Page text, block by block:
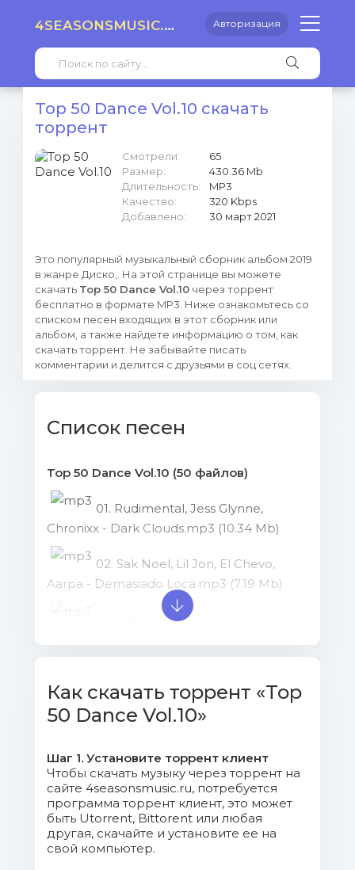
4SEASONSMUSIC.RU Авторизация
Top 50 Dance Vol.10 скачать
торрент
Смотрели:
65
Размер:
430.36 Mb
Длительность:
MP3
Качество:
320 Kbps
Добавлено:
30 март 2021
Это популярный музыкальный сборник альбом 2019
в жанре Диско,. На этой странице вы можете
скачать Top 50 Dance Vol.10 через торрент
бесплатно в формате MP3. Ниже ознакомьтесь со
списком песен входящих в этот сборник или
альбом, а также найдете информацию о том, как
скачать торрент. Не забывайте писать
комментарии и делится с друзьями в соц сетях.
Список песен
Top 50 Dance Vol.10 (50 файлов)
01. Rudimental, Jess Glynne,
Chronixx - Dark Clouds.mp3 (10.34 Mb)
02. Sak Noel, Lil Jon, El Chevo,
Aarpa - Demasiado Loca.mp3 (7.19 Mb)
03. Vigiland, A7S - Strangers.mp3
Wallbridge - Kingdom United.mp3 (8.64
Mb)
(8.87 Mb)
06. Eva Simons - Like That.mp3
(8.92 Mb)
Как скачать торрент «Top
50 Dance Vol.10»
Шаг 1. Установите торрент клиент
Чтобы скачать музыку через торрент на
сайте 4seasonsmusic.ru, потребуется
программа торрент клиент, это может
быть Utorrent, Bittorent или любая
другая, скачайте и установите ее на
свой компьютер.